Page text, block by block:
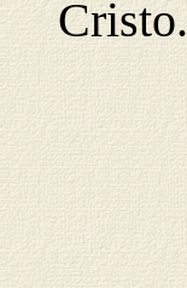
Cristo.